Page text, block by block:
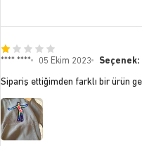
**** **** 05 Ekim 2023 Seçenek:
Sipariş ettiğimden farklı bir ürün